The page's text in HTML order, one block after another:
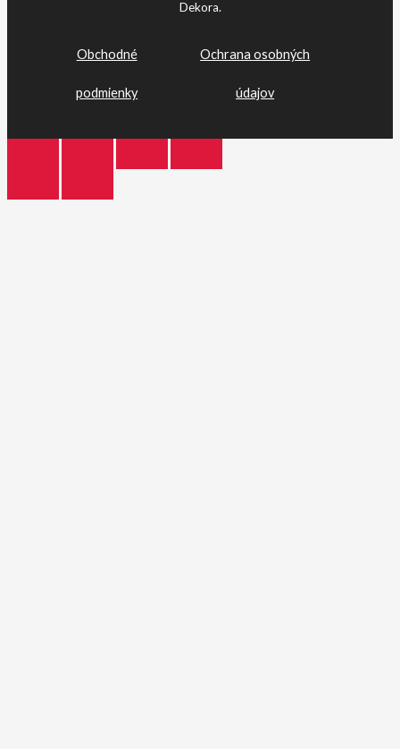
Dekora.
Obchodné
podmienky
Ochrana osobných
údajov